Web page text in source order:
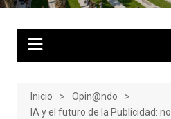
Inicio
Opin@ndo
IA y el futuro de la Publicidad: